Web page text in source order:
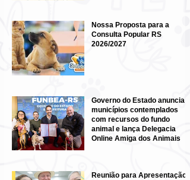
Nossa Proposta para a
Consulta Popular RS
2026/2027
Governo do Estado anuncia
municípios contemplados
com recursos do fundo
animal e lança Delegacia
Online Amiga dos Animais
Reunião para Apresentação